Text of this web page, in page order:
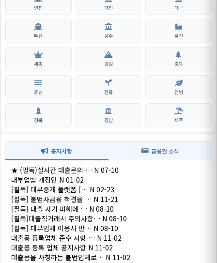
인천 대전 대구
부산 광주 울산
세종 강원 충북
충남 전북 전남
경북 경남 제주
공지사항 금융권 소식
★ (필독)실시간 대출문의 … N 07-10
대부업법 개정안 N 01-02
[필독] 대부중개 플랫폼 [… N 02-23
[필독] 불법사금융 척결을 … N 11-21
[필독] 대출 사기 피해에 … N 08-10
[필독]대출직거래시 주의사항… N 08-10
[필독] 대부업체 이용시 반… N 08-10
대출몽 등록업체 준수 사항 … N 11-02
대출몽 등록 업체 공지사항 N 11-02
대출몽을 사칭하는 불법업체로… N 11-02